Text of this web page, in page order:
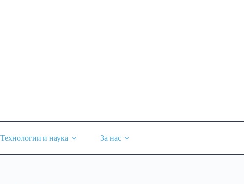
Технологии и наука За нас